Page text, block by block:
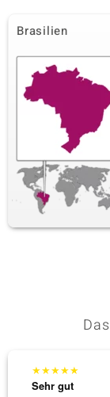
Brasilien
★★★★★
Sehr gut